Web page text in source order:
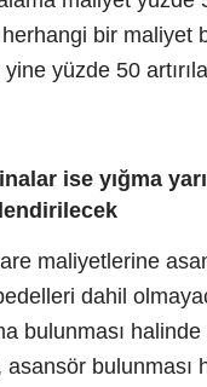
bir maliyet
yüzde 50
ise yığma
maliyetlerine
dahil
bulunması
bulunması